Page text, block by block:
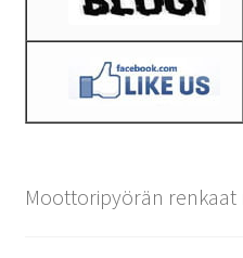
Moottoripyörän renkaat